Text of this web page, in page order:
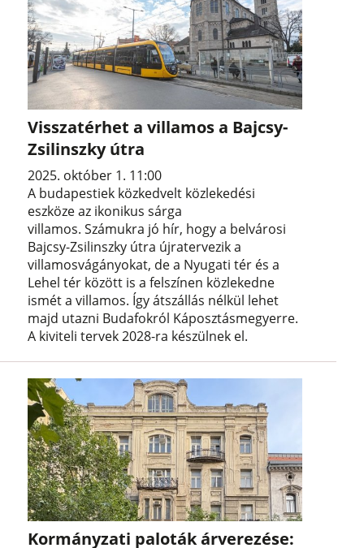
Visszatérhet a villamos a Bajcsy-
Zsilinszky útra
2025. október 1. 11:00
A budapestiek közkedvelt közlekedési
eszköze az ikonikus sárga
villamos. Számukra jó hír, hogy a belvárosi
Bajcsy-Zsilinszky útra újratervezik a
villamosvágányokat, de a Nyugati tér és a
Lehel tér között is a felszínen közlekedne
ismét a villamos. Így átszállás nélkül lehet
majd utazni Budafokról Káposztásmegyerre.
A kiviteli tervek 2028-ra készülnek el.
Kormányzati paloták árverezése: